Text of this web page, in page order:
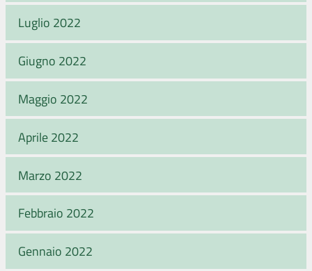
Luglio 2022
Giugno 2022
Maggio 2022
Aprile 2022
Marzo 2022
Febbraio 2022
Gennaio 2022